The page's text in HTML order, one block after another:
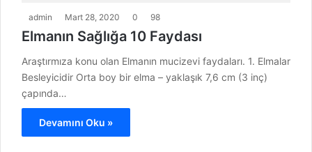
admin Mart 28, 2020 0 98
Elmanın Sağlığa 10 Faydası
Araştırmıza konu olan Elmanın mucizevi faydaları. 1. Elmalar
Besleyicidir Orta boy bir elma – yaklaşık 7,6 cm (3 inç)
çapında…
Devamını Oku »